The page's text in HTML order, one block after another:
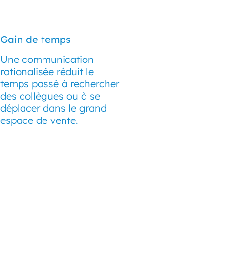
Gain de temps
Une communication
rationalisée réduit le
temps passé à rechercher
des collègues ou à se
déplacer dans le grand
espace de vente.